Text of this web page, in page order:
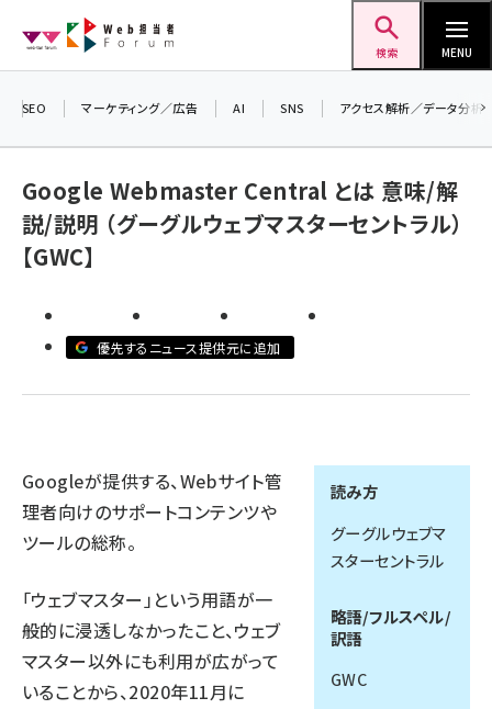
ン
検索 MENU
seo (3536)
meo (1279)
llmo (1167)
SEO マーケティング／広告 AI SNS アクセス解析／データ分析
Google Webmaster Central とは 意味/解
説/説明 （グーグルウェブマスターセントラル）
【GWC】
優先するニュース提供元に追加
読み方
グーグルウェブマ
スターセントラル
略語/フルスペル/
訳語
GWC
Googleが提供する、Webサイト管
理者向けのサポートコンテンツや
ツールの総称。
「ウェブマスター」という用語が一
般的に浸透しなかったこと、ウェブ
マスター以外にも利用が広がって
いることから、2020年11月に